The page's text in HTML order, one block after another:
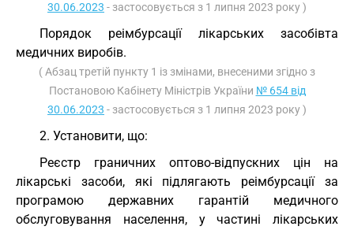
30.06.2023 - застосовується з 1 липня 2023 року )
Порядок реімбурсації лікарських засобівта
медичних виробів.
( Абзац третій пункту 1 із змінами, внесеними згідно з
Постановою Кабінету Міністрів України № 654 від
30.06.2023 - застосовується з 1 липня 2023 року )
2. Установити, що:
Реєстр граничних оптово-відпускних цін на
лікарські засоби, які підлягають реімбурсації за
програмою державних гарантій медичного
обслуговування населення, у частині лікарських